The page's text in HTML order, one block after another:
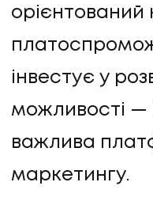
орієнтований
інвестує у
можливості —
важлива
маркетингу.